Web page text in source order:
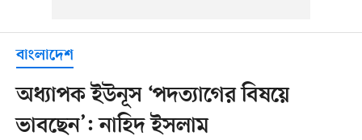
বাংলাদেশ
অধ্যাপক ইউনূস ‘পদত্যাগের বিষয়ে
ভাবছেন’: নাহিদ ইসলাম